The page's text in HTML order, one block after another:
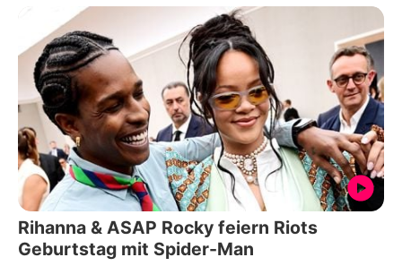
Rihanna & ASAP Rocky feiern Riots
Geburtstag mit Spider-Man